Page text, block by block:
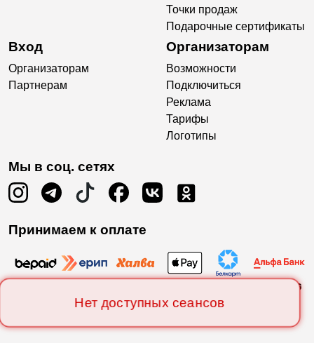
Нет доступных сеансов
Точки продаж
Подарочные сертификаты
Вход
Организаторам
Партнерам
Организаторам
Возможности
Подключиться
Реклама
Тарифы
Логотипы
Мы в соц. сетях
Принимаем к оплате